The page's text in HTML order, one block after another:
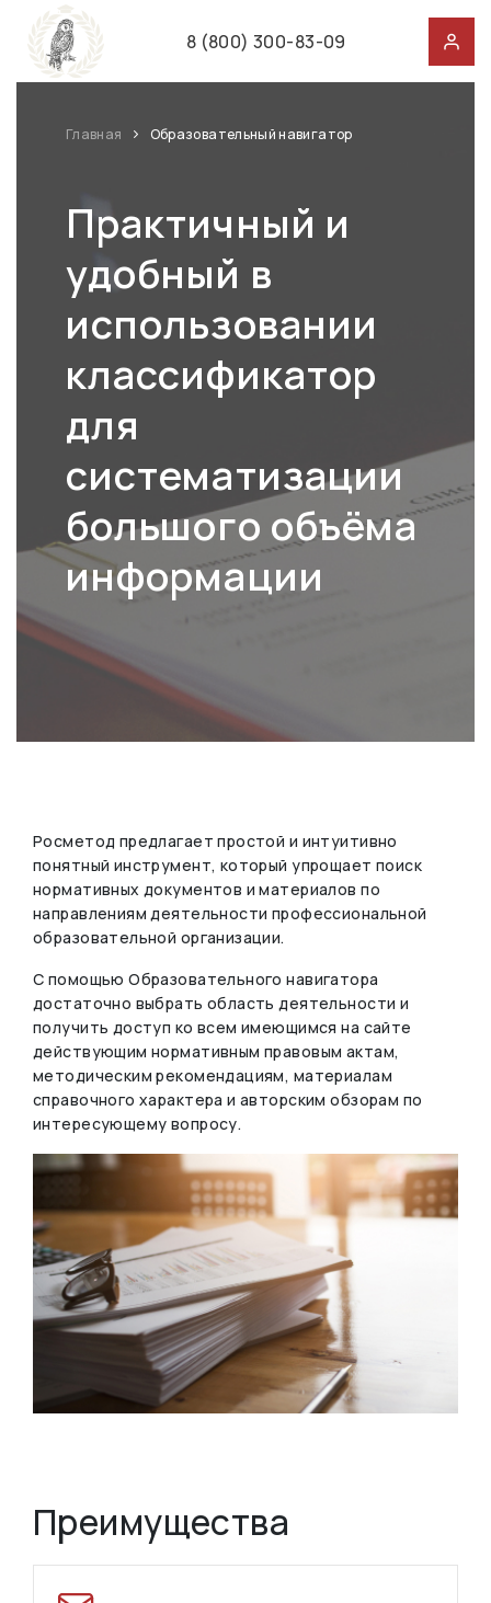
8 (800) 300-83-09
Главная Образовательный навигатор
Практичный и
удобный в
использовании
классификатор
для
систематизации
большого объёма
информации
Росметод предлагает простой и интуитивно
понятный инструмент, который упрощает поиск
нормативных документов и материалов по
направлениям деятельности профессиональной
образовательной организации.
С помощью Образовательного навигатора
достаточно выбрать область деятельности и
получить доступ ко всем имеющимся на сайте
действующим нормативным правовым актам,
методическим рекомендациям, материалам
справочного характера и авторским обзорам по
интересующему вопросу.
Преимущества